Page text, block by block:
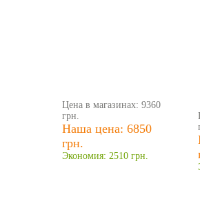
Цена в магазинах: 9360
грн.
Наша цена: 6850
грн.
Экономия: 2510 грн.